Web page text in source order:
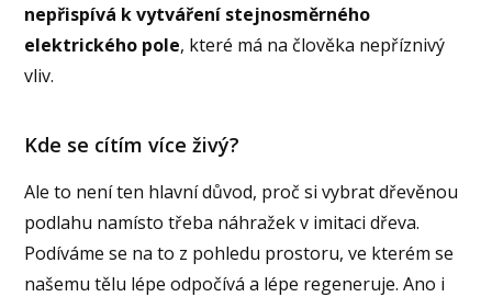
nepřispívá k vytváření stejnosměrného
elektrického pole, které má na člověka nepříznivý
vliv.
Kde se cítím více živý?
Ale to není ten hlavní důvod, proč si vybrat dřevěnou
podlahu namísto třeba náhražek v imitaci dřeva.
Podíváme se na to z pohledu prostoru, ve kterém se
našemu tělu lépe odpočívá a lépe regeneruje. Ano i